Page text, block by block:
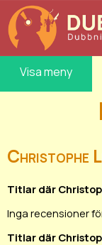
Visa meny
Christophe
Titlar där
Inga recensioner
Titlar där